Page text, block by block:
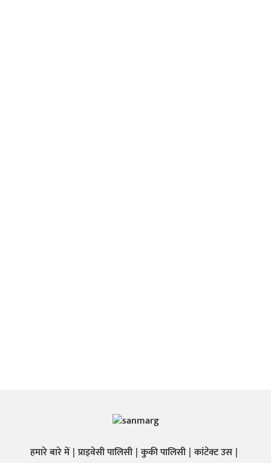
हमारे बारे में प्राइवेसी पालिसी कुकी पालिसी कांटेक्ट उस